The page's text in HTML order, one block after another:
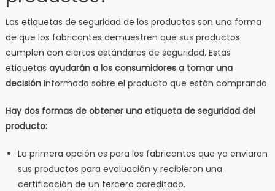
Las etiquetas de seguridad de los productos son una forma
de que los fabricantes demuestren que sus productos
cumplen con ciertos estándares de seguridad. Estas
etiquetas ayudarán a los consumidores a tomar una
decisióninformada sobre el producto que están comprando.
Hay dos formas de obtener una etiqueta de seguridad del
producto:
La primera opción es para los fabricantes que ya enviaron
sus productos para evaluación y recibieron una
certificación de un tercero acreditado.